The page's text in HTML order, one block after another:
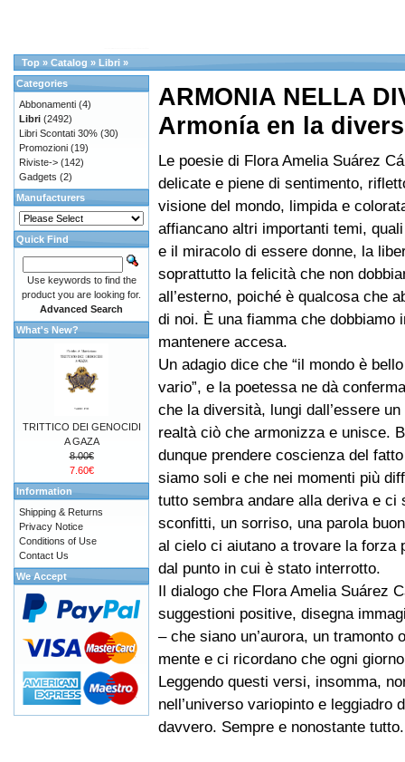
Top » Catalog » Libri »
ARMONIA NELLA
Armonía en la
Le poesie di Flora Amelia Suárez
delicate e piene di sentimento,
visione del mondo, limpida e
affiancano altri importanti temi,
e il miracolo di essere donne, la
soprattutto la felicità che non
all’esterno, poiché è qualcosa che
di noi. È una fiamma che dobbiamo
mantenere accesa.
Un adagio dice che “il mondo è
vario”, e la poetessa ne dà
che la diversità, lungi dall’essere
realtà ciò che armonizza e unisce.
dunque prendere coscienza del
siamo soli e che nei momenti più
tutto sembra andare alla deriva e ci
sconfitti, un sorriso, una parola
al cielo ci aiutano a trovare la forza
dal punto in cui è stato interrotto.
Il dialogo che Flora Amelia Suárez
suggestioni positive, disegna
– che siano un’aurora, un tramonto
mente e ci ricordano che ogni
Leggendo questi versi, insomma,
nell’universo variopinto e
davvero. Sempre e nonostante tutto.
Categories
Abbonamenti (4)
Libri (2492)
Libri Scontati 30% (30)
Promozioni (19)
Riviste-> (142)
Gadgets (2)
Manufacturers
Quick Find
Use keywords to find the
product you are looking for.
Advanced Search
What's New?
TRITTICO DEI GENOCIDI
A GAZA
8.00€
7.60€
Information
Shipping & Returns
Privacy Notice
Conditions of Use
Contact Us
We Accept